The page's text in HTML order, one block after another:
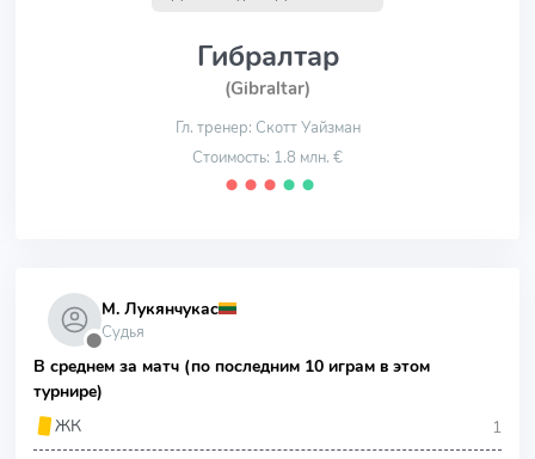
Гибралтар
(Gibraltar)
Гл. тренер: Скотт Уайзман
Стоимость: 1.8 млн. €
⬤ ⬤ ⬤ ⬤ ⬤
⬤
М. Лукянчукас
Судья
В среднем за матч (по последним 10 играм в этом
турнире)
ЖК
1